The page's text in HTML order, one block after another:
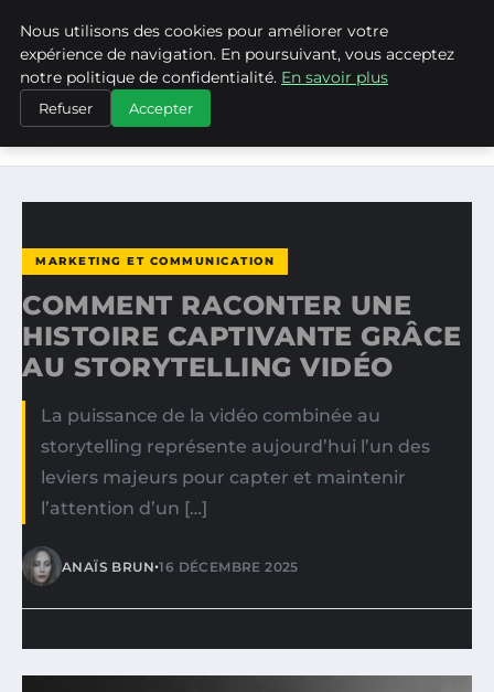
ASVPP
ACCUEIL
MARKETING ET COMMUNICATION
COMMENT RACONTER UNE HISTOIRE CAPTIVANTE GRÂCE
MARKETING ET COMMUNICATION
COMMENT RACONTER UNE
HISTOIRE CAPTIVANTE GRÂCE
AU STORYTELLING VIDÉO
La puissance de la vidéo combinée au
storytelling représente aujourd’hui l’un des
leviers majeurs pour capter et maintenir
l’attention d’un […]
ANAÏS BRUN•16 DÉCEMBRE 2025
Nous utilisons des cookies pour améliorer votre
expérience de navigation. En poursuivant, vous acceptez
notre politique de confidentialité. En savoir plus
Refuser Accepter